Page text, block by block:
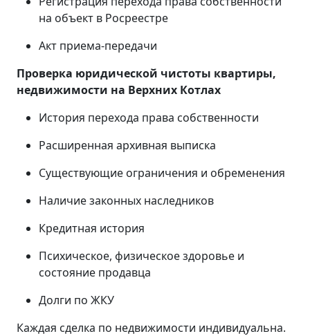
на объект в Росреестре
Акт приема-передачи
Проверка юридической чистоты квартиры,
недвижимости на Верхних Котлах
История перехода права собственности
Расширенная архивная выписка
Существующие ограничения и обременения
Наличие законных наследников
Кредитная история
Психическое, физическое здоровье и
состояние продавца
Долги по ЖКУ
Каждая сделка по недвижимости индивидуальна.